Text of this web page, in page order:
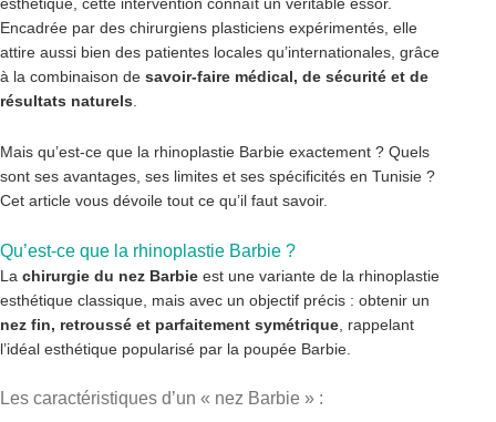
Encadrée par des chirurgiens plasticiens expérimentés, elle
attire aussi bien des patientes locales qu’internationales, grâce
à la combinaison de savoir-faire médical, de sécurité et de
résultats naturels
Mais qu’est-ce que la rhinoplastie Barbie exactement ? Quels
sont ses avantages, ses limites et ses spécificités en Tunisie ?
Cet article vous dévoile tout ce qu’il faut savoir.
Qu’est-ce que la rhinoplastie Barbie ?
La chirurgie du nez Barbie est une variante de la rhinoplastie
esthétique classique, mais avec un objectif précis : obtenir un
nez fin, retroussé et parfaitement symétrique , rappelant
l’idéal esthétique popularisé par la poupée Barbie.
Les caractéristiques d’un « nez Barbie » :